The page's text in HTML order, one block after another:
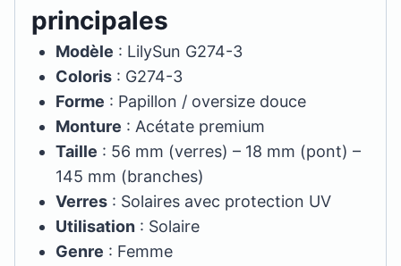
principales
Modèle : LilySun G274-3
Coloris : G274-3
Forme : Papillon / oversize douce
Monture : Acétate premium
Taille : 56 mm (verres) – 18 mm (pont) –
145 mm (branches)
Verres : Solaires avec protection UV
Utilisation : Solaire
Genre : Femme